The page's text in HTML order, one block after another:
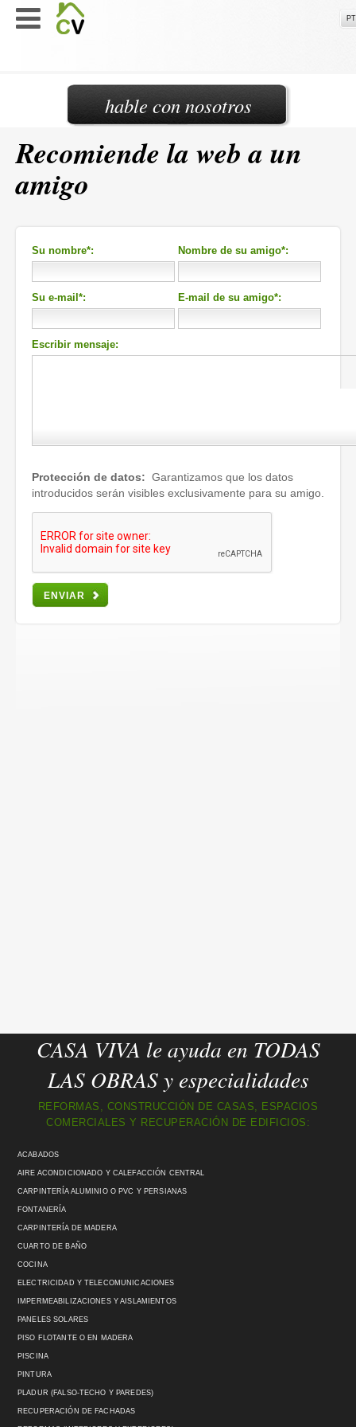
PT
Recomiende la web a un
amigo
Su nombre*:
Su e-mail*:
Nombre de su amigo*:
E-mail de su amigo*:
Escribir mensaje:
Protección de datos: Garantizamos que los datos
introducidos serán visibles exclusivamente para su amigo.
ENVIAR
hable con nosotros
CASA VIVA le ayuda en TODAS
LAS OBRAS y especialidades
REFORMAS, CONSTRUCCIÓN DE CASAS, ESPACIOS
COMERCIALES Y RECUPERACIÓN DE EDIFICIOS:
ACABADOS
AIRE ACONDICIONADO Y CALEFACCIÓN CENTRAL
CARPINTERÍA ALUMINIO O PVC Y PERSIANAS
FONTANERÍA
CARPINTERÍA DE MADERA
CUARTO DE BAÑO
COCINA
ELECTRICIDAD Y TELECOMUNICACIONES
IMPERMEABILIZACIONES Y AISLAMIENTOS
PANELES SOLARES
PISO FLOTANTE O EN MADERA
PISCINA
PINTURA
PLADUR (FALSO-TECHO Y PAREDES)
RECUPERACIÓN DE FACHADAS